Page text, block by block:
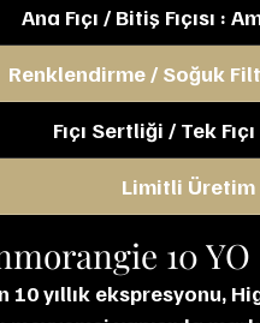
Ana Fıçı / Bitiş Fıçısı :
Renklendirme / Soğuk
Fıçı Sertliği / Tek
Limitli Üretim
10